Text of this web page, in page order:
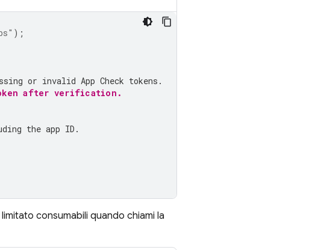
);
or invalid App Check tokens.
after verification.
the app ID.
consumabili quando chiami la